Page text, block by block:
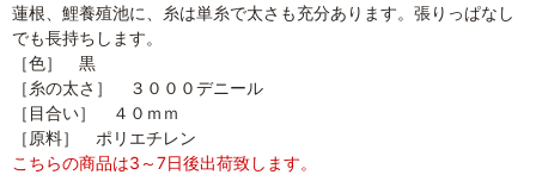
蓮根、鯉養殖池に、糸は単糸で太さも充分あります。張りっぱなし
でも長持ちします。
［色］ 黒
［糸の太さ］ ３０００デニール
［目合い］ ４０ｍｍ
［原料］ ポリエチレン
こちらの商品は3～7日後出荷致します。